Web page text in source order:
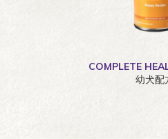
COMPLETE
幼犬配